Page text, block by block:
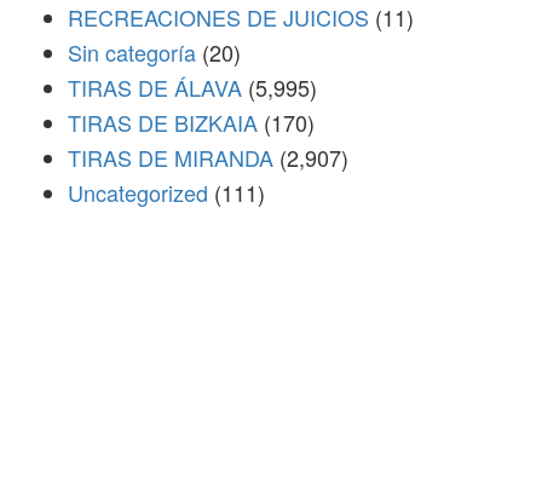
RECREACIONES DE JUICIOS (11)
Sin categoría (20)
TIRAS DE ÁLAVA (5,995)
TIRAS DE BIZKAIA (170)
TIRAS DE MIRANDA (2,907)
Uncategorized (111)